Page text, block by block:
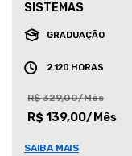
SISTEMAS
GRADUAÇÃO
2.120 HORAS
R$ 329,00/Mês
R$ 139,00/Mês
SAIBA MAIS